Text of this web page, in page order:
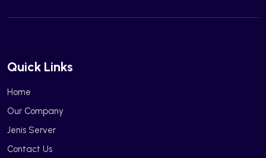
Quick Links
Home
Our Company
Jenis Server
Contact Us